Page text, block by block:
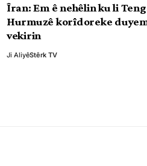
Îran: Em ê nehêlin ku li
Hurmuzê korîdoreke
vekirin
Ji AliyêStêrk TV